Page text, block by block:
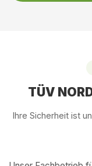
TÜV
Ihre Sicherheit ist